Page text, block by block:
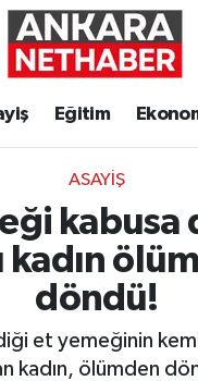
Eğitim
ASAYIŞ
kabusa
kadın
döndü!
et yemeğinin
kadın, ölümden
Nereli
Durumu
Durumu ve Fikstür
Haberleri